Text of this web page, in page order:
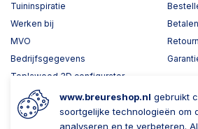
Tuininspiratie
Werken bij
MVO
Bedrijfsgegevens
Toplawood 3D configurator
Kijk mee met Breure
Betalen
Wil je ons volgen? Zaken
www.breureshop.nl gebruikt
soortgelijke technologieën om
analyseren en te verbeteren.